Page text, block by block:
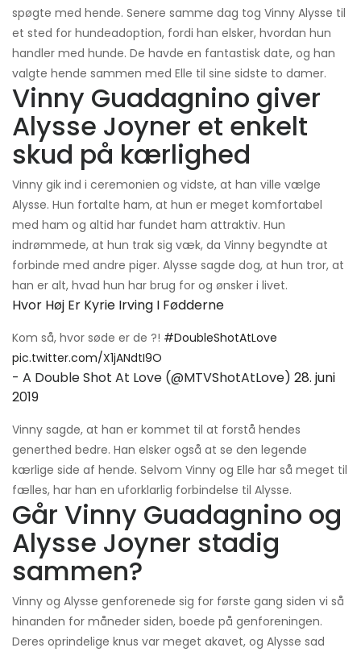
spøgte med hende. Senere samme dag tog Vinny Alysse til
et sted for hundeadoption, fordi han elsker, hvordan hun
handler med hunde. De havde en fantastisk date, og han
valgte hende sammen med Elle til sine sidste to damer.
Vinny Guadagnino giver
Alysse Joyner et enkelt
skud på kærlighed
Vinny gik ind i ceremonien og vidste, at han ville vælge
Alysse. Hun fortalte ham, at hun er meget komfortabel
med ham og altid har fundet ham attraktiv. Hun
indrømmede, at hun trak sig væk, da Vinny begyndte at
forbinde med andre piger. Alysse sagde dog, at hun tror, ​​at
han er alt, hvad hun har brug for og ønsker i livet.
Hvor Høj Er Kyrie Irving I Fødderne
Kom så, hvor søde er de ?! #DoubleShotAtLove
pic.twitter.com/X1jANdtI9O
- A Double Shot At Love (@MTVShotAtLove) 28. juni
2019
Vinny sagde, at han er kommet til at forstå hendes
generthed bedre. Han elsker også at se den legende
kærlige side af hende. Selvom Vinny og Elle har så meget til
fælles, har han en uforklarlig forbindelse til Alysse.
Går Vinny Guadagnino og
Alysse Joyner stadig
sammen?
Vinny og Alysse genforenede sig for første gang siden vi så
hinanden for måneder siden, boede på genforeningen.
Deres oprindelige knus var meget akavet, og Alysse sad